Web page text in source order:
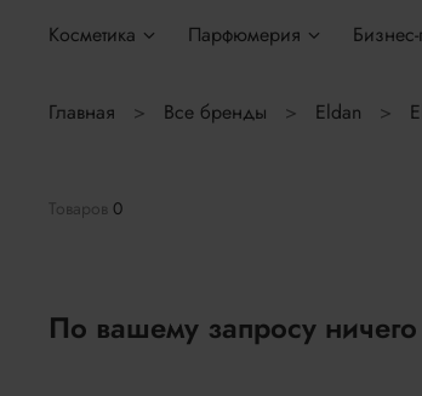
Косметика Парфюмерия
Главная Все бренды Eldan
Товаров 0
По вашему запросу